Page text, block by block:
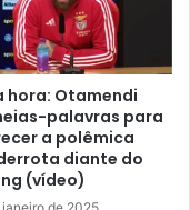
hora: Otamendi
palavras para
a polêmica
diante do
(vídeo)